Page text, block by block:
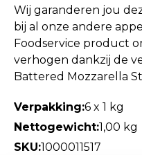
Wij garanderen jou
bij al onze andere
Foodservice product
verhogen dankzij de
Battered Mozzarella
Verpakking:6 x 1 kg
Nettogewicht:1,00 kg
SKU:1000011517